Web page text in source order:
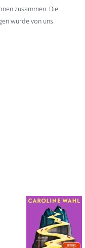
zusammen. Die
wurde von uns